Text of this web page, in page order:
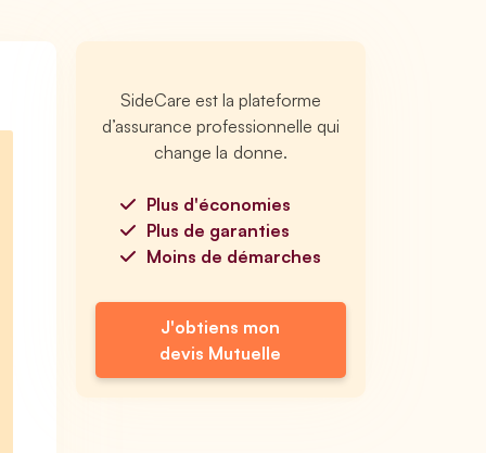
SideCare est la plateforme
d’assurance professionnelle qui
change la donne.
Plus d'économies
Plus de garanties
Moins de démarches
J'obtiens mon
devis Mutuelle